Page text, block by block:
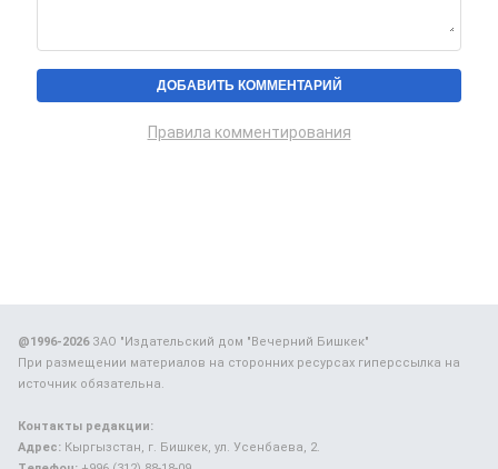
Правила комментирования
@1996-2026ЗАО "Издательский дом "Вечерний Бишкек"
При размещении материалов на сторонних ресурсах гиперссылка на
источник обязательна.
Контакты редакции:
Адрес: Кыргызстан, г. Бишкек, ул. Усенбаева, 2.